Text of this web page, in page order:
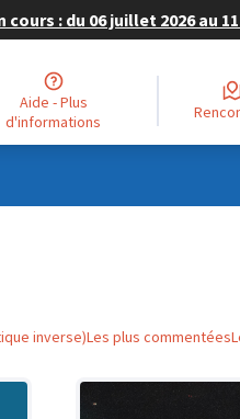
: du 06 juillet 2026 au
Aide - Plus
d'informations
inverse)Les plus commentées